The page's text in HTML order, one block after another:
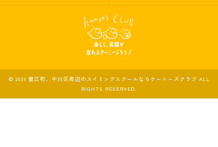
© 2026 蟹江町、中川区周辺のスイミングスクールならケーニーズクラブ ALL
RIGHTS RESERVED.